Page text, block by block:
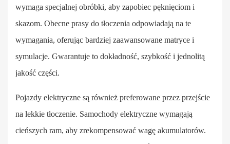
wymaga specjalnej obróbki, aby zapobiec pęknięciom i
skazom. Obecne prasy do tłoczenia odpowiadają na te
wymagania, oferując bardziej zaawansowane matryce i
symulacje. Gwarantuje to dokładność, szybkość i jednolitą
jakość części.
Pojazdy elektryczne są również preferowane przez przejście
na lekkie tłoczenie. Samochody elektryczne wymagają
cieńszych ram, aby zrekompensować wagę akumulatorów.